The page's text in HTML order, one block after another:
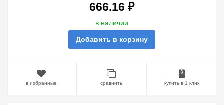
666.16 ₽
в наличии
Добавить в корзину
в избранные сравнить купить в 1 клик